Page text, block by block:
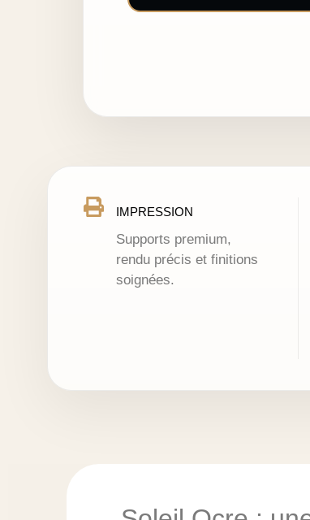
IMPRESSION
Supports premium,
rendu précis et finitions
soignées.